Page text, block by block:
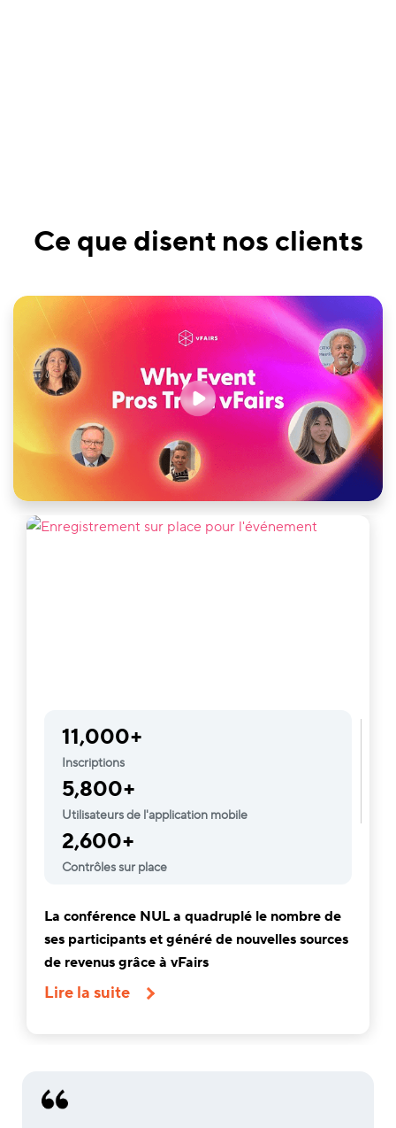
Ce que disent nos clients
11,000+
Inscriptions
5,800+
Utilisateurs de l'application mobile
2,600+
Contrôles sur place
La conférence NUL a quadruplé le nombre de
ses participants et généré de nouvelles sources
de revenus grâce à vFairs
Lire la suite